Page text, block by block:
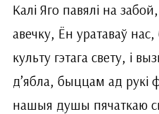
Калі Яго павялі на
авечку, Ён уратаваў
культу гэтага свету, і
д’ябла, быццам ад рукі
нашыя душы пячаткаю